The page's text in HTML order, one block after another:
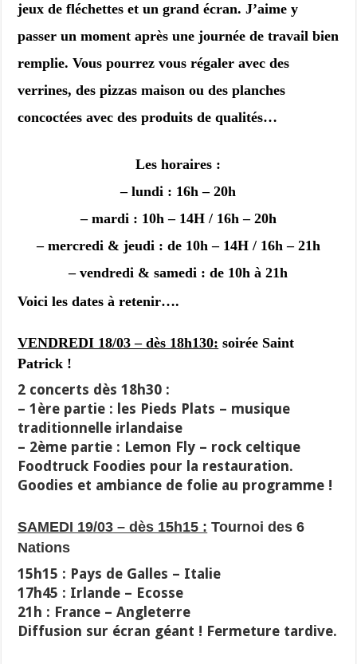
jeux de fléchettes et un grand écran. J’aime y
passer un moment après une journée de travail bien
remplie. Vous pourrez vous régaler avec des
verrines, des pizzas maison ou des planches
concoctées avec des produits de qualités…
Les horaires :
– lundi : 16h – 20h
– mardi : 10h – 14H / 16h – 20h
– mercredi & jeudi : de 10h – 14H / 16h – 21h
– vendredi & samedi : de 10h à 21h
Voici les dates à retenir….
VENDREDI 18/03 – dès 18h130: soirée Saint
Patrick !
2 concerts dès 18h30 :
– 1ère partie : les Pieds Plats – musique
traditionnelle irlandaise
– 2ème partie : Lemon Fly – rock celtique
Foodtruck Foodies pour la restauration.
Goodies et ambiance de folie au programme !
SAMEDI 19/03 – dès 15h15 : Tournoi des 6
Nations
15h15 : Pays de Galles – Italie
17h45 : Irlande – Ecosse
21h : France – Angleterre
Diffusion sur écran géant ! Fermeture tardive.